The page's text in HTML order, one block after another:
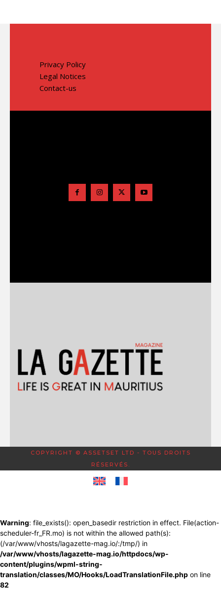
Privacy Policy
Legal Notices
Contact-us
COPYRIGHT © ASSETSET LTD - TOUS DROITS
RÉSERVÉS.
Warning: file_exists(): open_basedir restriction in effect. File(action-
scheduler-fr_FR.mo) is not within the allowed path(s):
(/var/www/vhosts/lagazette-mag.io/:/tmp/) in
/var/www/vhosts/lagazette-mag.io/httpdocs/wp-
content/plugins/wpml-string-
translation/classes/MO/Hooks/LoadTranslationFile.php on line
82